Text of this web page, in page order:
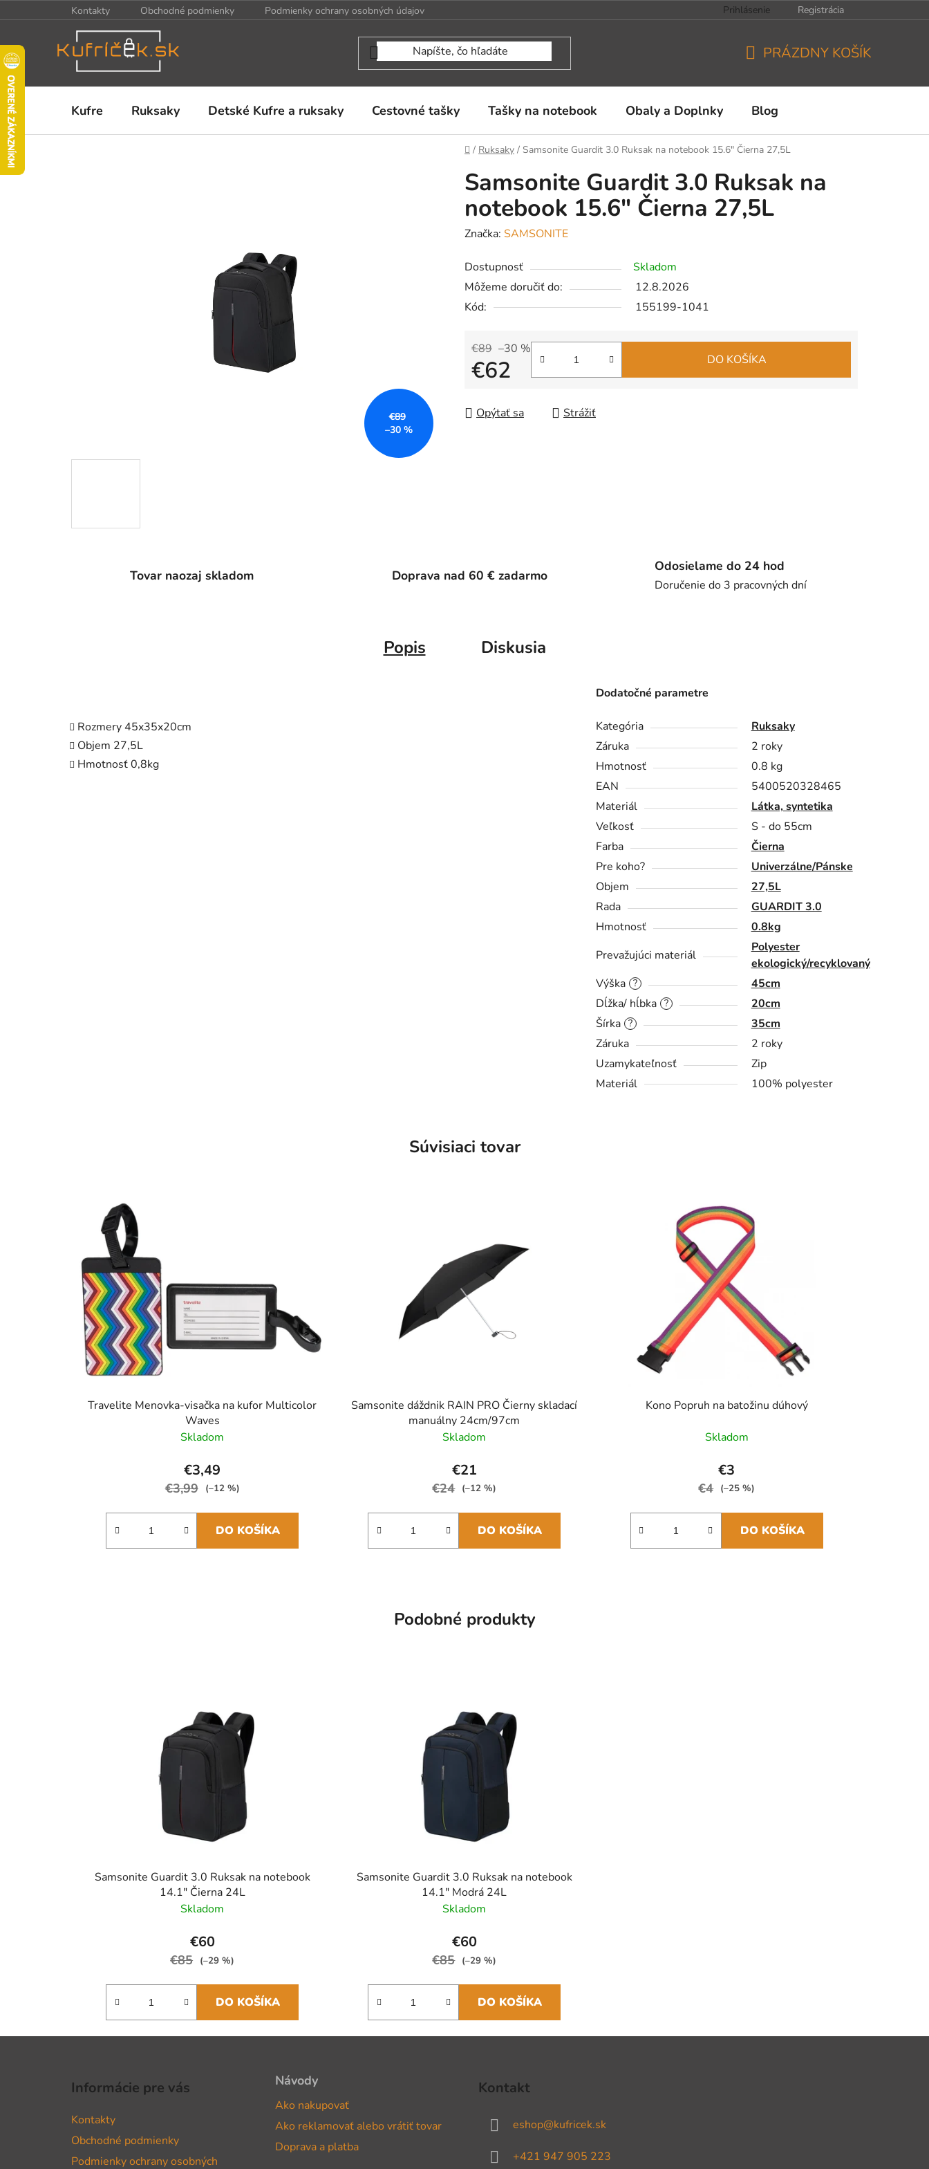
na
Kontakty Obchodné podmienky Podmienky ochrany osobných údajov Prihlásenie Registrácia
KOŠÍK
PRÁZDNY KOŠÍK
Kufre Ruksaky Detské Kufre a ruksaky Cestovné tašky Tašky na notebook Obaly a Doplnky Blog
Domov
/ Ruksaky / Samsonite Guardit 3.0 Ruksak na notebook 15.6" Čierna 27,5L
Samsonite Guardit 3.0 Ruksak na
notebook 15.6" Čierna 27,5L
Značka: SAMSONITE
Dostupnosť
Skladom
Môžeme doručiť do:
12.8.2026
Kód:
155199-1041
€89 –30 %
€62 DO KOŠÍKA
Opýtať sa Strážiť
€89
–30 %
Tovar naozaj skladom Doprava nad 60 € zadarmo
Odosielame do 24 hod
Doručenie do 3 pracovných dní
Popis Diskusia
Rozmery 45x35x20cm
Objem 27,5L
Hmotnosť 0,8kg
Dodatočné parametre
Kategória
Ruksaky
Záruka
2 roky
Hmotnosť
0.8 kg
EAN
5400520328465
Materiál
Látka, syntetika
Veľkosť
S - do 55cm
Farba
Čierna
Pre koho?
Univerzálne/Pánske
Objem
27,5L
Rada
GUARDIT 3.0
Hmotnosť
0.8kg
Prevažujúci materiál
Polyester
ekologický/recyklovaný
?
Výška 45cm
?
Dĺžka/ hĺbka 20cm
?
Šírka
35cm
Záruka
2 roky
Uzamykateľnosť
Zip
Materiál
100% polyester
Súvisiaci tovar
Travelite Menovka-visačka na kufor Multicolor
Waves
Skladom
€3,49
€3,99 (–12 %)
DO KOŠÍKA
Samsonite dáždnik RAIN PRO Čierny skladací
manuálny 24cm/97cm
Skladom
€21
€24 (–12 %)
DO KOŠÍKA
Kono Popruh na batožinu dúhový
Skladom
€3
€4 (–25 %)
DO KOŠÍKA
Podobné produkty
Samsonite Guardit 3.0 Ruksak na notebook
14.1" Čierna 24L
Skladom
€60
€85 (–29 %)
DO KOŠÍKA
Samsonite Guardit 3.0 Ruksak na notebook
14.1" Modrá 24L
Skladom
€60
€85 (–29 %)
DO KOŠÍKA
Informácie pre vás
Kontakty
Obchodné podmienky
Podmienky ochrany osobných
Návody
Ako nakupovať
Ako reklamovať alebo vrátiť tovar
Doprava a platba
Kontakt
eshop@kufricek.sk
+421 947 905 223